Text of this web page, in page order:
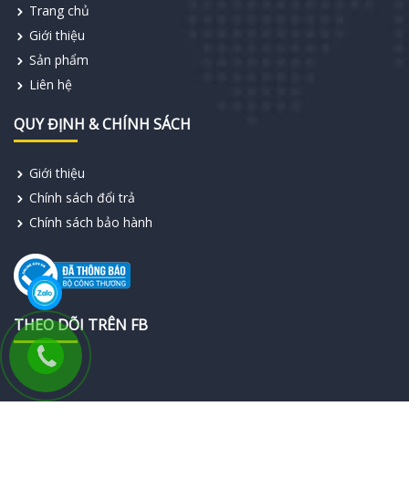
Trang chủ
Giới thiệu
Sản phẩm
Liên hệ
QUY ĐỊNH & CHÍNH SÁCH
Giới thiệu
Chính sách đổi trả
Chính sách bảo hành
THEO DÕI TRÊN FB